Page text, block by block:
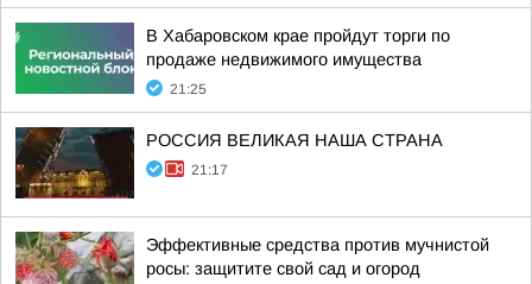
В Хабаровском крае пройдут торги по
продаже недвижимого имущества
21:25
РОССИЯ ВЕЛИКАЯ НАША СТРАНА
21:17
Эффективные средства против мучнистой
росы: защитите свой сад и огород